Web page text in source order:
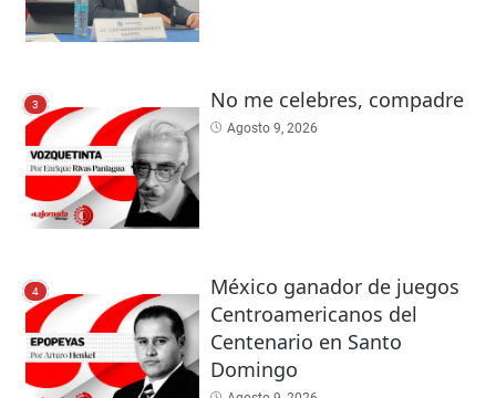
3 No me celebres, compadre
Agosto 9, 2026
4
México ganador de juegos
Centroamericanos del
Centenario en Santo
Domingo